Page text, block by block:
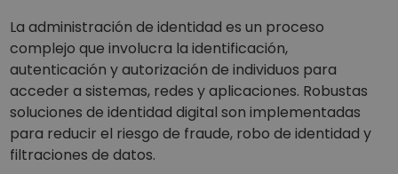
Gana recompensas con tus criptomonedas
Bóveda
Ahorra criptomonedas para tu futuro
Compra recurrente
Inversiones programadas regularmente (DCA)
Alertas de precios
La administración de identidad es un proceso
complejo que involucra la identificación,
autenticación y autorización de individuos para
acceder a sistemas, redes y aplicaciones. Robustas
soluciones de identidad digital son implementadas
para reducir el riesgo de fraude, robo de identidad y
filtraciones de datos.